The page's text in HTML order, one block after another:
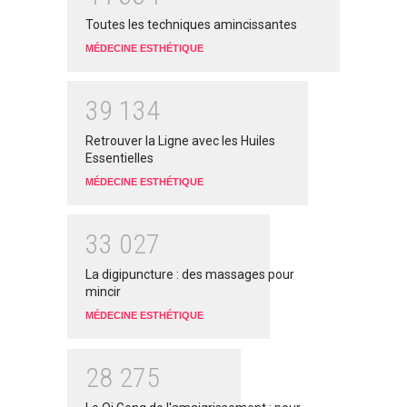
Toutes les techniques amincissantes
MÉDECINE ESTHÉTIQUE
39 1 34
Retrouver la Ligne avec les Huiles
Essentielles
MÉDECINE ESTHÉTIQUE
33 027
La digipuncture : des massages pour
mincir
MÉDECINE ESTHÉTIQUE
28 275